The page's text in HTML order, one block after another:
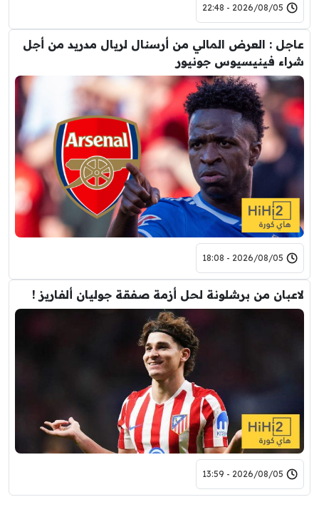
2026/08/05 - 22:48
عاجل : العرض المالي من أرسنال لريال مدريد من أجل
شراء فينيسيوس جونيور
2026/08/05 - 18:08
لاعبان من برشلونة لحل أزمة صفقة جوليان ألفاريز !
2026/08/05 - 13:59